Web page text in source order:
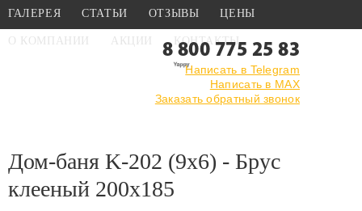
ГАЛЕРЕЯ СТАТЬИ ОТЗЫВЫ ЦЕНЫ
О КОМПАНИИ АКЦИИ КОНТАКТЫ
8 800 775 25 83
Написать в Telegram
Написать в MAX
Заказать обратный звонок
Проекты бань › Проекты бань из клееного
Дом-баня K-202 (9x6) - Брус
клееный 200x185